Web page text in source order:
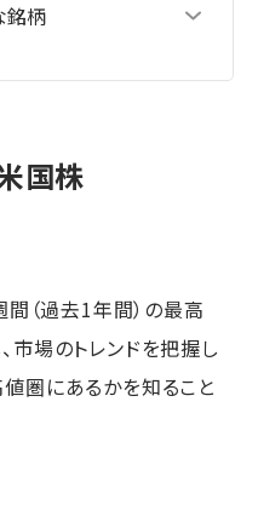
銘柄
国株
（過去1年間）の最高
市場のトレンドを把握し
圏にあるかを知ること